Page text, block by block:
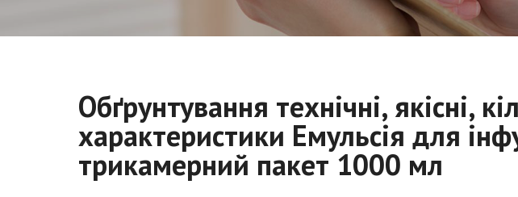
Обґрунтування технічні, якісні,
характеристики Емульсія для
трикамерний пакет 1000 мл